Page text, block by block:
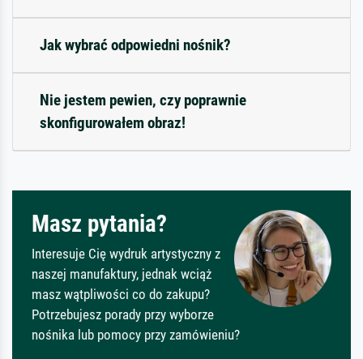
Jak wybrać odpowiedni nośnik?
Nie jestem pewien, czy poprawnie
skonfigurowałem obraz!
Masz pytania?
Interesuje Cię wydruk artystyczny z
naszej manufaktury, jednak wciąż
masz wątpliwości co do zakupu?
Potrzebujesz porady przy wyborze
nośnika lub pomocy przy zamówieniu?